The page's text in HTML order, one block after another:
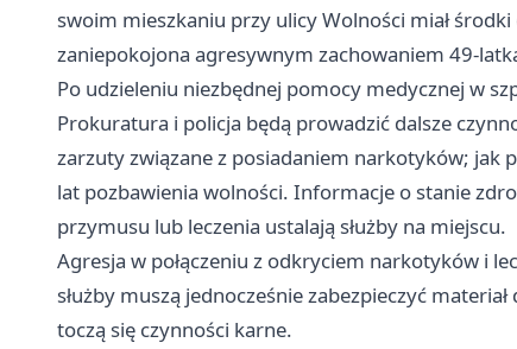
swoim mieszkaniu przy ulicy Wolności miał
zaniepokojona agresywnym zachowaniem 49-
Po udzieleniu niezbędnej pomocy medycznej w
Prokuratura i policja będą prowadzić dalsze
zarzuty związane z posiadaniem narkotyków; jak
lat pozbawienia wolności. Informacje o stanie
przymusu lub leczenia ustalają służby na miejscu.
Agresja w połączeniu z odkryciem narkotyków i
służby muszą jednocześnie zabezpieczyć
toczą się czynności karne.